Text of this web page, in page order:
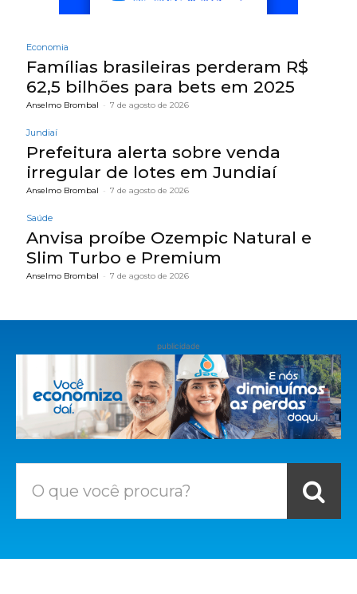
Economia
Famílias brasileiras perderam R$
62,5 bilhões para bets em 2025
Anselmo Brombal - 7 de agosto de 2026
Jundiaí
Prefeitura alerta sobre venda
irregular de lotes em Jundiaí
Anselmo Brombal - 7 de agosto de 2026
Saúde
Anvisa proíbe Ozempic Natural e
Slim Turbo e Premium
Anselmo Brombal - 7 de agosto de 2026
publicidade
O que você procura?